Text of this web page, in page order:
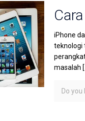
iPhone
teknologi
masalah
Do you